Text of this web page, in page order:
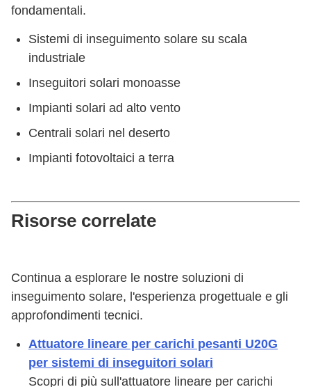
Resistenza
salina
Temperatura
Da -40°C a
Tipo di
montaggio
Estremità
(personalizzabile)
Lunghezza
fondamentali.
Sistemi di inseguimento solare su scala
industriale
Inseguitori solari monoasse
Impianti solari ad alto vento
Centrali solari nel deserto
Impianti fotovoltaici a terra
Risorse correlate
Continua a esplorare le nostre soluzioni di
inseguimento solare, l'esperienza progettuale e gli
approfondimenti tecnici.
Attuatore lineare per carichi pesanti U20G
per sistemi di inseguitori solari
Scopri di più sull'attuatore lineare per carichi